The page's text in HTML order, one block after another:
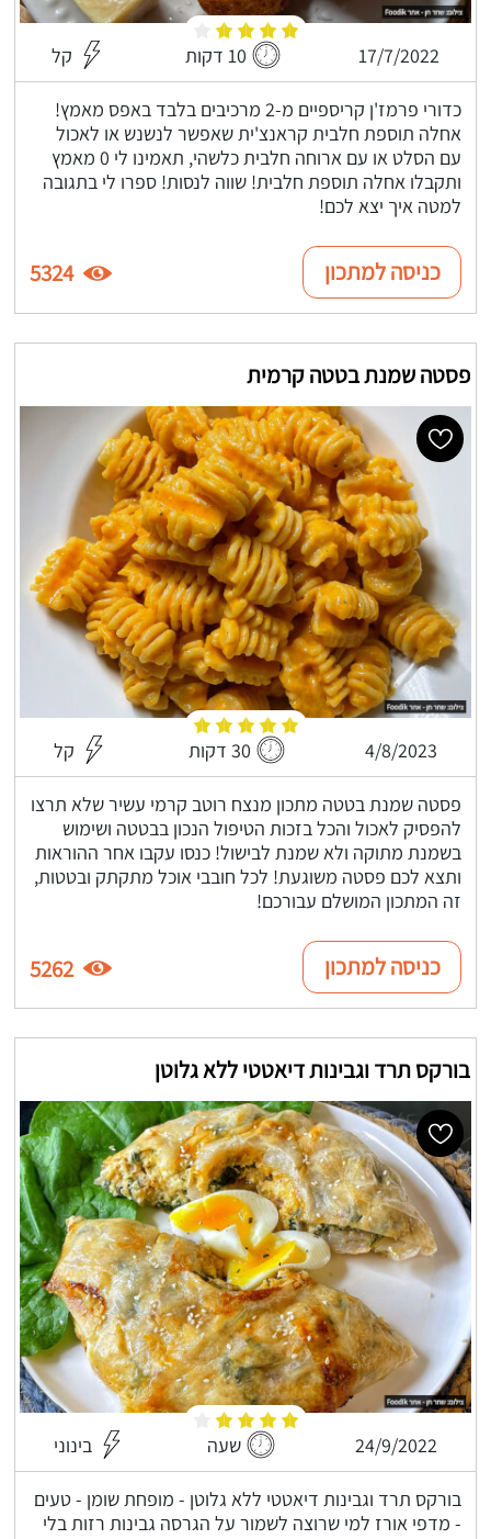
17/7/2022 10 דקות קל
כדורי פרמז'ן קריספיים מ-2 מרכיבים בלבד באפס מאמץ!
אחלה תוספת חלבית קראנצ'ית שאפשר לנשנש או לאכול
עם הסלט או עם ארוחה חלבית כלשהי, תאמינו לי 0 מאמץ
ותקבלו אחלה תוספת חלבית! שווה לנסות! ספרו לי בתגובה
למטה איך יצא לכם!
כניסה למתכון 5324
פסטה שמנת בטטה קרמית
4/8/2023 30 דקות קל
פסטה שמנת בטטה מתכון מנצח רוטב קרמי עשיר שלא תרצו
להפסיק לאכול והכל בזכות הטיפול הנכון בבטטה ושימוש
בשמנת מתוקה ולא שמנת לבישול! כנסו עקבו אחר ההוראות
ותצא לכם פסטה משוגעת! לכל חובבי אוכל מתקתק ובטטות,
זה המתכון המושלם עבורכם!
כניסה למתכון 5262
בורקס תרד וגבינות דיאטטי ללא גלוטן
24/9/2022 שעה בינוני
בורקס תרד וגבינות דיאטטי ללא גלוטן - מופחת שומן - טעים
- מדפי אורז למי שרוצה לשמור על הגרסה גבינות רזות בלי